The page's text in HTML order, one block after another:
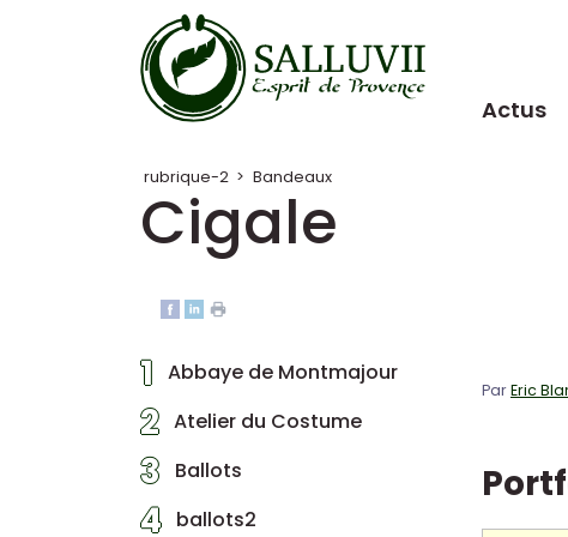
Panneau de gestion des cookies
Actus
rubrique-2 > Bandeaux
Cigale
1 Abbaye de Montmajour
2 Atelier du Costume
3 Ballots
4 ballots2
ParEric